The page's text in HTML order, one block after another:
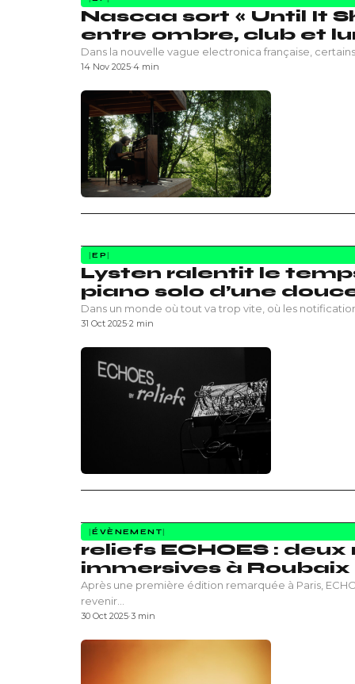
Nascaa sort « Until It
entre ombre, club et
Dans la nouvelle vague electronica française,
14 Nov 2025·4 min
EP
Lysten ralentit le
piano solo d’une
Dans un monde où tout va trop vite, où les
31 Oct 2025·2 min
ÉVÈNEMENT
reliefs ECHOES :
immersives à Roubaix
Après une première édition remarquée à Paris,
revenir…
30 Oct 2025·3 min